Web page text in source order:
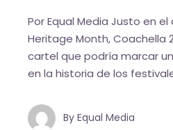
Por Equal Media Justo en
Heritage Month, Coachella
cartel que podría marcar
en la historia de los
By Equal Media